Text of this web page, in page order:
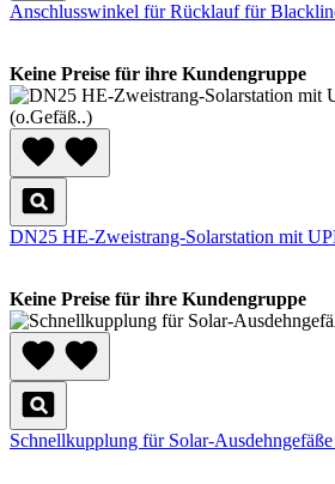
Anschlusswinkel für Rücklauf für
Keine Preise für ihre Kundengruppe
DN25 HE-Zweistrang-Solarstation mit
Keine Preise für ihre Kundengruppe
Schnellkupplung für Solar-